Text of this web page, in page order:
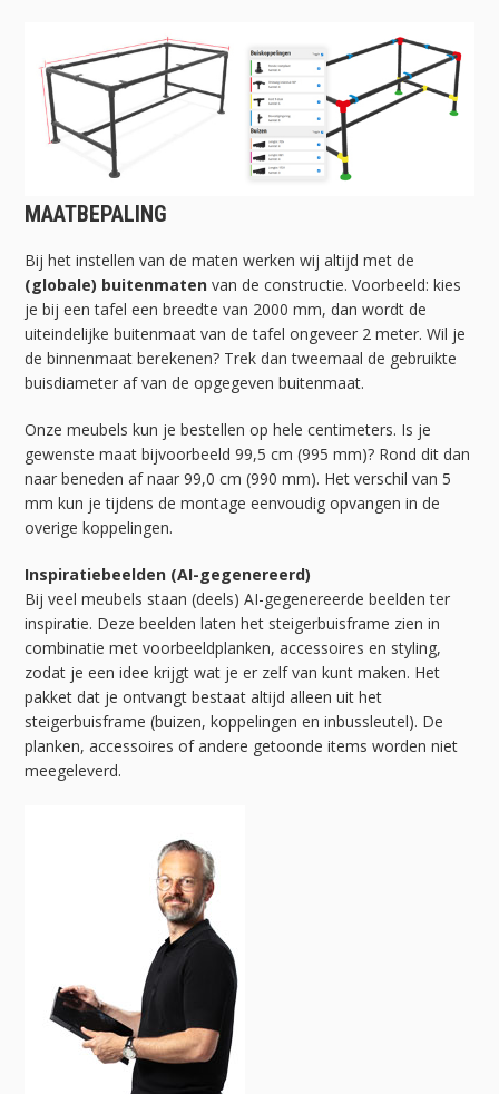
MAATBEPALING
Bij het instellen van de maten werken wij altijd met de
(globale) buitenmaten van de constructie. Voorbeeld: kies
je bij een tafel een breedte van 2000 mm, dan wordt de
uiteindelijke buitenmaat van de tafel ongeveer 2 meter. Wil je
de binnenmaat berekenen? Trek dan tweemaal de gebruikte
buisdiameter af van de opgegeven buitenmaat.
Onze meubels kun je bestellen op hele centimeters. Is je
gewenste maat bijvoorbeeld 99,5 cm (995 mm)? Rond dit dan
naar beneden af naar 99,0 cm (990 mm). Het verschil van 5
mm kun je tijdens de montage eenvoudig opvangen in de
overige koppelingen.
Inspiratiebeelden (AI-gegenereerd)
Bij veel meubels staan (deels) AI-gegenereerde beelden ter
inspiratie. Deze beelden laten het steigerbuisframe zien in
combinatie met voorbeeldplanken, accessoires en styling,
zodat je een idee krijgt wat je er zelf van kunt maken. Het
pakket dat je ontvangt bestaat altijd alleen uit het
steigerbuisframe (buizen, koppelingen en inbussleutel). De
planken, accessoires of andere getoonde items worden niet
meegeleverd.